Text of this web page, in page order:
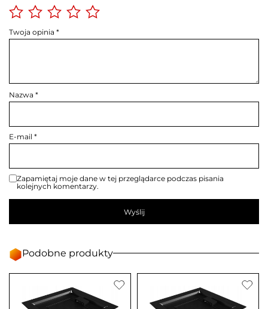
Twoja opinia *
Nazwa *
E-mail *
Zapamiętaj moje dane w tej przeglądarce podczas pisania
kolejnych komentarzy.
Podobne produkty